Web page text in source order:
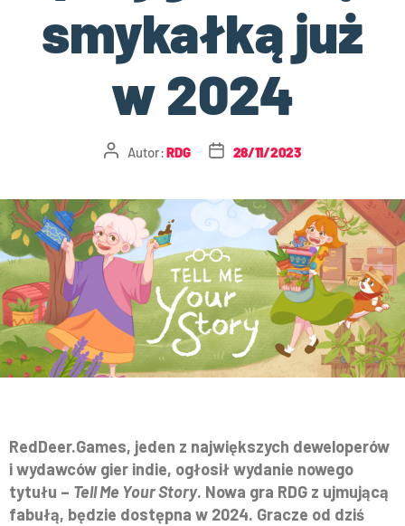
smykałką już
w 2024
Autor:RDG 28/11/2023
RedDeer.Games, jeden z największych deweloperów
i wydawców gier indie, ogłosił wydanie nowego
tytułu – Tell Me Your Story. Nowa gra RDG z ujmującą
fabułą, będzie dostępna w 2024. Gracze od dziś